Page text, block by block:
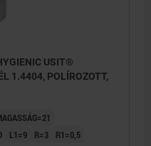
USIT®
1.4404, POLÍROZOTT,
L1=9 R=3 R1=0,5